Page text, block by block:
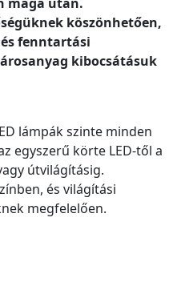
köszönhetően,
fenntartási
kibocsátásuk
lámpák szinte minden
egyszerű körte LED-től a
útvilágításig.
és világítási
megfelelően.